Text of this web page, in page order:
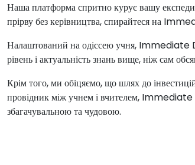
Наша платформа спритно курує вашу
прірву без керівництва, спирайтеся на
Налаштований на одіссею учня, Immediate
рівень і актуальність знань вище, ніж сам
Крім того, ми обіцяємо, що шлях до
провідник між учнем і вчителем, Immediate
збагачувальною та чудовою.